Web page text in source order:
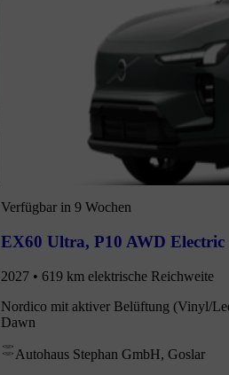
Verfügbar in 9 Wochen
EX60 Ultra, P10 AWD Electric
2027 • 619 km elektrische Reichweite
Nordico mit aktiver Belüftung (Vinyl/
Dawn
Autohaus Stephan GmbH, Goslar